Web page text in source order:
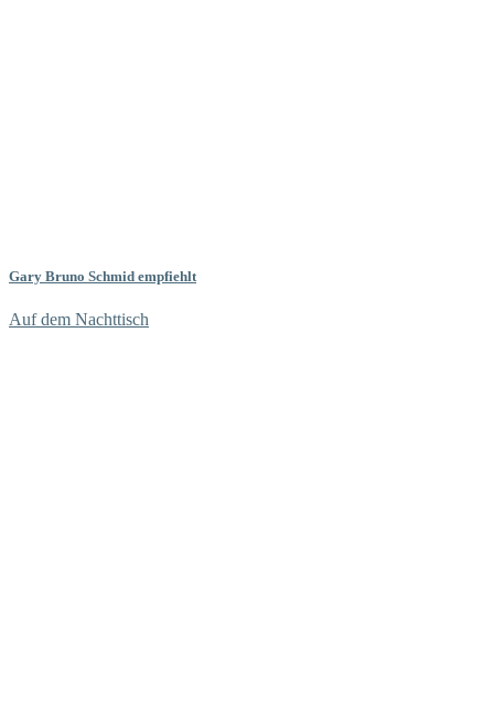
Gary Bruno Schmid empfiehlt
Auf dem Nachttisch